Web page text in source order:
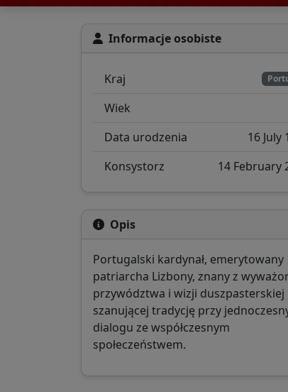
Informacje osobiste
Kraj
Wiek
Data urodzenia
16 July
Konsystorz
14 February
Opis
Portugalski kardynał, emerytowany
patriarcha Lizbony, znany z
przywództwa i wizji duszpasterskiej
szanującej tradycję przy
dialogu ze współczesnym
społeczeństwem.